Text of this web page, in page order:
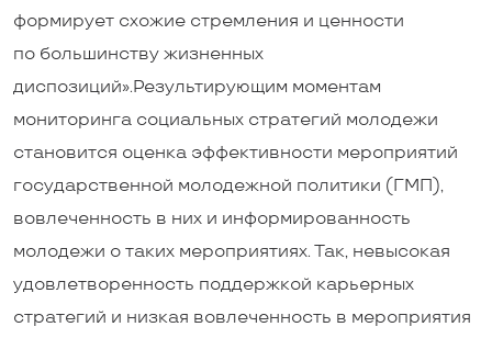
формирует схожие стремления и ценности
по большинству жизненных
диспозиций».Результирующим моментам
мониторинга социальных стратегий молодежи
становится оценка эффективности мероприятий
государственной молодежной политики (ГМП),
вовлеченность в них и информированность
молодежи о таких мероприятиях. Так, невысокая
удовлетворенность поддержкой карьерных
стратегий и низкая вовлеченность в мероприятия